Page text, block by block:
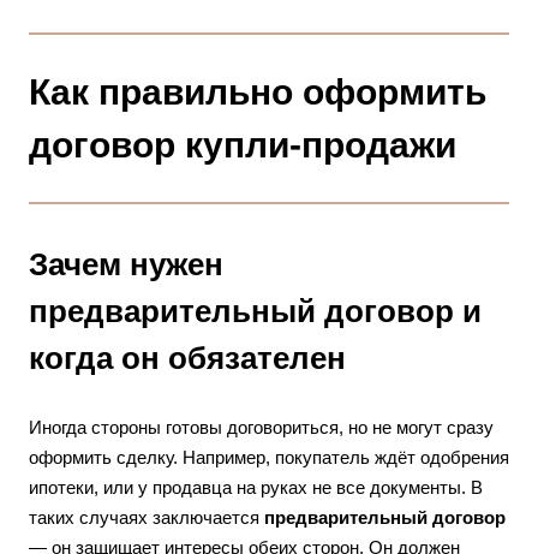
Как правильно оформить
договор купли-продажи
Зачем нужен
предварительный договор и
когда он обязателен
Иногда стороны готовы договориться, но не могут сразу
оформить сделку. Например, покупатель ждёт одобрения
ипотеки, или у продавца на руках не все документы. В
таких случаях заключается предварительный договор
— он защищает интересы обеих сторон. Он должен